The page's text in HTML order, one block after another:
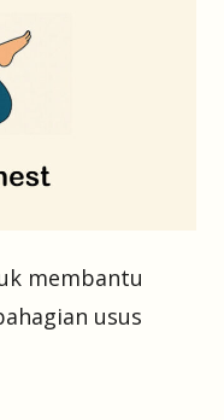
membantu
usus